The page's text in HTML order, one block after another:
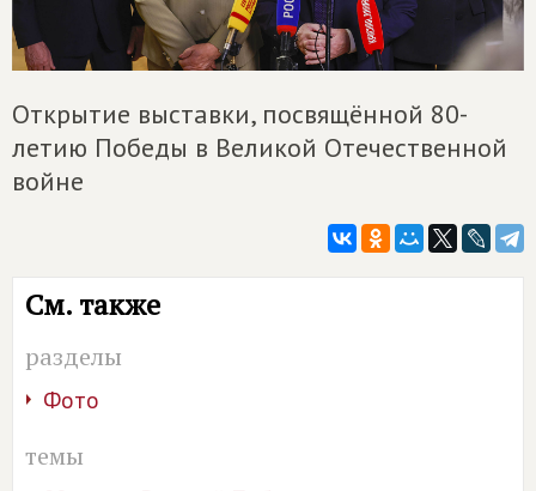
Открытие выставки, посвящённой 80-
летию Победы в Великой Отечественной
войне
См. также
разделы
Фото
темы